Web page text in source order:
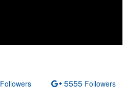
Followers 5555 Followers